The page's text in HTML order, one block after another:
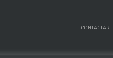
CONTACTAR